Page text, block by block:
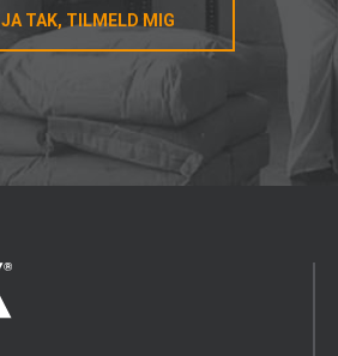
JA TAK, TILMELD MIG